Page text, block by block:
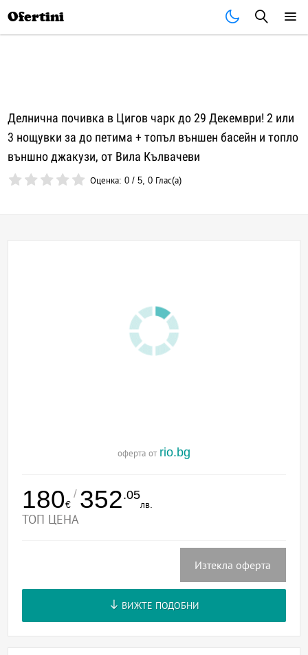
Ofertini
Делнична почивка в Цигов чарк до 29 Декември! 2 или
3 нощувки за до петима + топъл външен басейн и топло
външно джакузи, от Вила Кълвачеви
Оценка:0 /5,0 Глас(а)
оферта от rio.bg
180€
/ 352.05
лв.
ТОП ЦЕНА
Изтекла оферта
ВИЖТЕ ПОДОБНИ